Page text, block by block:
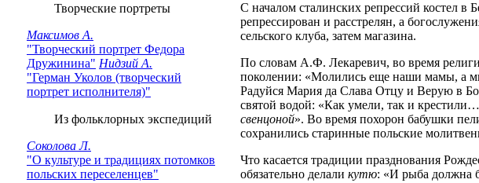
Творческие портреты
Максимов А.
"Творческий портрет Федора
Дружинина" Нидзий А.
"Герман Уколов (творческий
портрет исполнителя)"
Из фольклорных экспедиций
Соколова Л.
"О культуре и традициях потомков
польских переселенцев"
С началом сталинских репрессий костел в
репрессирован и расстрелян, а
сельского клуба, затем магазина.
По словам А.Ф. Лекаревич, во время
поколении: «Молились еще наши мамы, а
Радуйся Мария да Слава Отцу и Верую в
святой водой: «Как умели, так и
свенцоной». Во время похорон бабушки
сохранились старинные польские
Что касается традиции празднования
обязательно делали кутю: «И рыба должна